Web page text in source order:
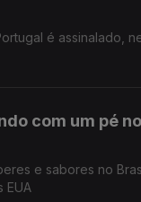
é assinalado,
com um pé
e sabores no
EUA